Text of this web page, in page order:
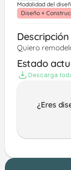
Modalidad del
Diseño +
Descripción
Quiero
Estado
Descarga
¿Eres